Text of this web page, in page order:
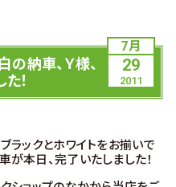
7月
29
2011
納車、Ｙ様、
！
ラックとホワイトをお揃いで
が本日、完了いたしました！